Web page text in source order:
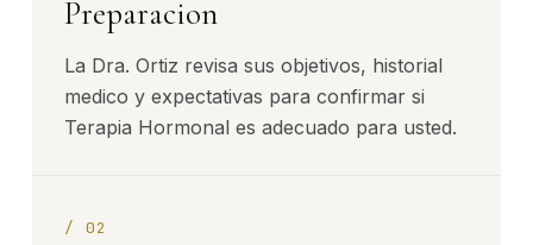
Preparacion
La Dra. Ortiz revisa sus objetivos, historial
medico y expectativas para confirmar si
Terapia Hormonal es adecuado para usted.
/02